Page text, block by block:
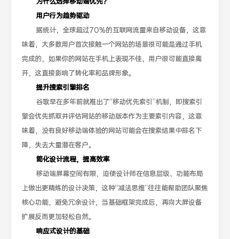
为什么选择移动端优先？
用户行为趋势驱动
据统计，全球超过70%的互联网流量来自移动设备，这意
味着，大多数用户首次接触一个网站的场景很可能是通过手机
完成的，如果你的网站在手机上表现不佳，用户很可能直接离
开，这直接影响了转化率和品牌形象。
提升搜索引擎排名
谷歌早在多年前就推出了“移动优先索引”机制，即搜索引
擎会优先抓取并评估网站的移动版本作为主要索引内容，这意
味着，没有良好移动端体验的网站可能会在搜索结果中排名下
降，失去大量潜在客户。
简化设计流程，提高效率
移动端屏幕空间有限，迫使设计师在信息层级、功能布局
上做出更精炼的设计决策，这种“减法思维”往往能帮助团队聚焦
核心功能，避免冗余设计，当基础框架完成后，再向大屏设备
扩展反而更加轻松自然。
响应式设计的基础